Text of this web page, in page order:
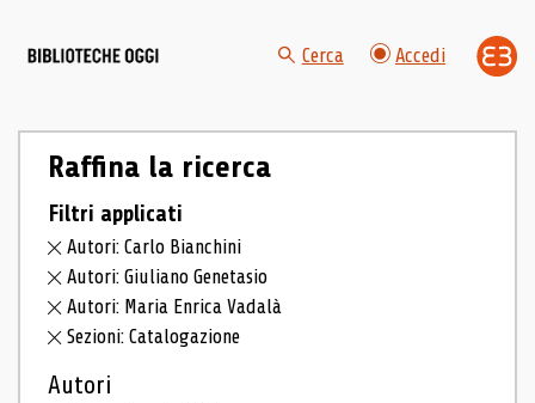
Cerca Accedi
Raffina la ricerca
Filtri applicati
Autori: Carlo Bianchini
Autori: Giuliano Genetasio
Autori: Maria Enrica Vadalà
Sezioni: Catalogazione
Autori